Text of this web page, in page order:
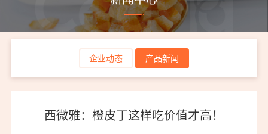
企业动态 产品新闻
西微雅：橙皮丁这样吃价值才高！